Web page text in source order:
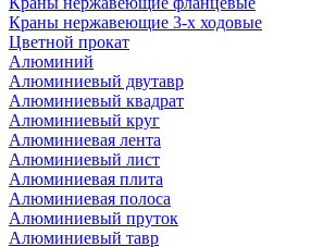
Краны нержавеющие 3-х ходовые
Цветной прокат
Алюминий
Алюминиевый двутавр
Алюминиевый квадрат
Алюминиевый круг
Алюминиевая лента
Алюминиевый лист
Алюминиевая плита
Алюминиевая полоса
Алюминиевый пруток
Алюминиевый тавр